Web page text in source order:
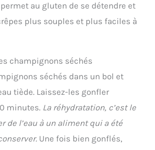
au gluten de se détendre et
plus souples et plus faciles à
champignons séchés
séchés dans un bol et
tiède. Laissez-les gonfler
minutes. La réhydratation, c’est le
de l’eau à un aliment qui a été
Une fois bien gonflés,